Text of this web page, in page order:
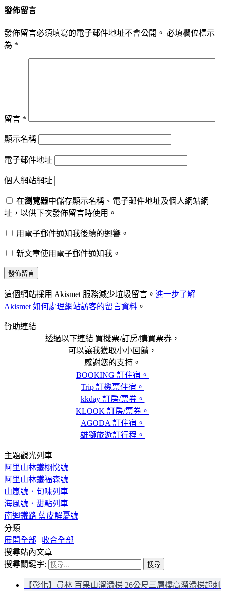
發佈留言
發佈留言必須填寫的電子郵件地址不會公開。 必填欄位標示
為 *
留言 *
顯示名稱
電子郵件地址
個人網站網址
在瀏覽器中儲存顯示名稱、電子郵件地址及個人網站網
址，以供下次發佈留言時使用。
用電子郵件通知我後續的迴響。
新文章使用電子郵件通知我。
這個網站採用 Akismet 服務減少垃圾留言。 進一步了解
Akismet 如何處理網站訪客的留言資料 。
贊助連結
透過以下連結 買機票/訂房/購買票券，
可以讓我獲取小小回饋，
感謝您的支持。
BOOKING 訂住宿。
Trip 訂機票住宿。
kkday 訂房/票券。
KLOOK 訂房/票券。
AGODA 訂住宿。
雄獅旅遊訂行程。
主題觀光列車
阿里山林鐵栩悅號
阿里山林鐵福森號
山嵐號．旬味列車
海風號．甜點列車
南迴鐵路 藍皮解憂號
分類
展開全部 | 收合全部
搜尋站內文章
搜尋關鍵字:
【彰化】員林 百果山溜滑梯 26公尺三層樓高溜滑梯超刺